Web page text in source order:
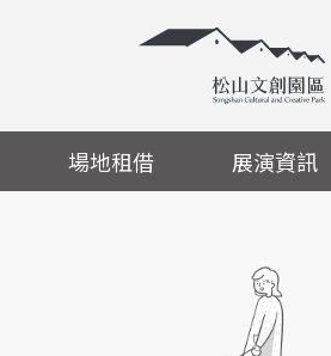
場地租借 展演資訊